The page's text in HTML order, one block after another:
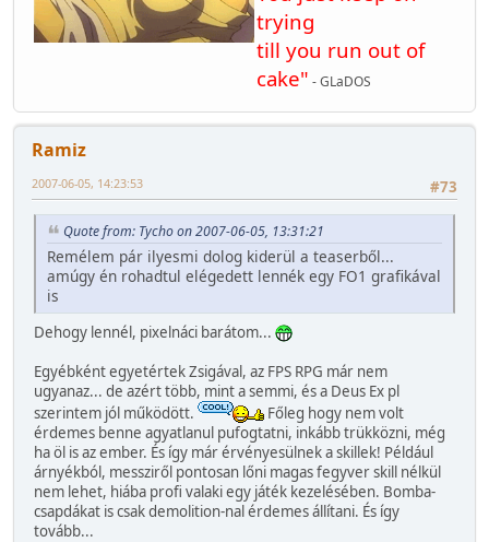
trying
till you run out of
cake" - GLaDOS
Ramiz
#73
2007-06-05, 14:23:53
Quote from: Tycho on 2007-06-05, 13:31:21
Remélem pár ilyesmi dolog kiderül a teaserből...
amúgy én rohadtul elégedett lennék egy FO1 grafikával
is
Dehogy lennél, pixelnáci barátom...
Egyébként egyetértek Zsigával, az FPS RPG már nem
ugyanaz... de azért több, mint a semmi, és a Deus Ex pl
szerintem jól működött.
Főleg hogy nem volt
érdemes benne agyatlanul pufogtatni, inkább trükközni, még
ha öl is az ember. És így már érvényesülnek a skillek! Például
árnyékból, messziről pontosan lőni magas fegyver skill nélkül
nem lehet, hiába profi valaki egy játék kezelésében. Bomba-
csapdákat is csak demolition-nal érdemes állítani. És így
tovább...